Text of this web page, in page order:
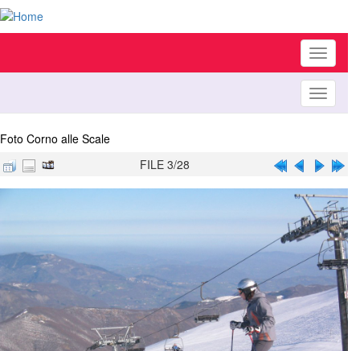
Toggle
Toggle
Foto Corno alle Scale
FILE 3/28